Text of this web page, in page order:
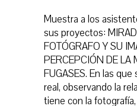
Muestra a los
sus proyectos:
FOTÓGRAFO Y SU
PERCEPCIÓN DE LA
FUGASES. En las
real, observando la
tiene con la